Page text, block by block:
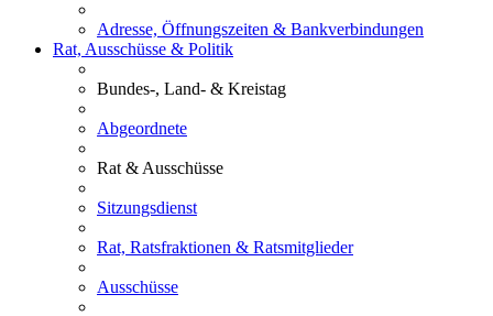
Adresse, Öffnungszeiten & Bankverbindungen
Rat, Ausschüsse & Politik
Bundes-, Land- & Kreistag
Abgeordnete
Rat & Ausschüsse
Sitzungsdienst
Rat, Ratsfraktionen & Ratsmitglieder
Ausschüsse